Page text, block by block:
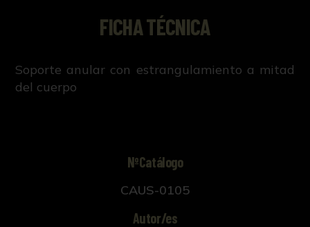
FICHA TÉCNICA
Soporte anular con estrangulamiento a mitad
del cuerpo
NºCatálogo
CAUS-0105
Autor/es